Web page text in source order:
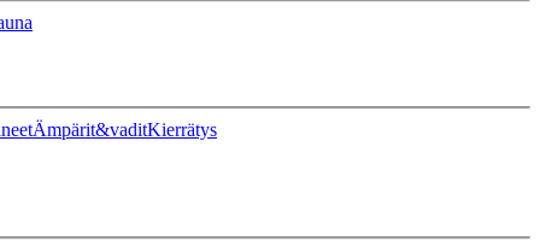
Ämpärit&vaditKierrätys